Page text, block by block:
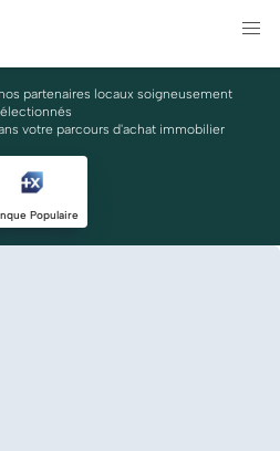
partenaires locaux soigneusement
votre parcours d'achat immobilier
Populaire